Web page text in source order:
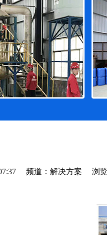
频道：解决方案 浏